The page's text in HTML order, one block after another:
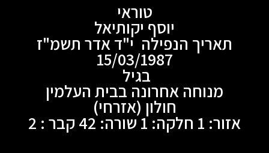
טוראי
יוסף יקותיאל
תאריך הנפילה י"ד אדר תשמ"ז
15/03/1987
בגיל
מנוחה אחרונה בבית העלמין
חולון (אזרחי)
אזור: 1 חלקה: 1 שורה: 42 קבר : 2